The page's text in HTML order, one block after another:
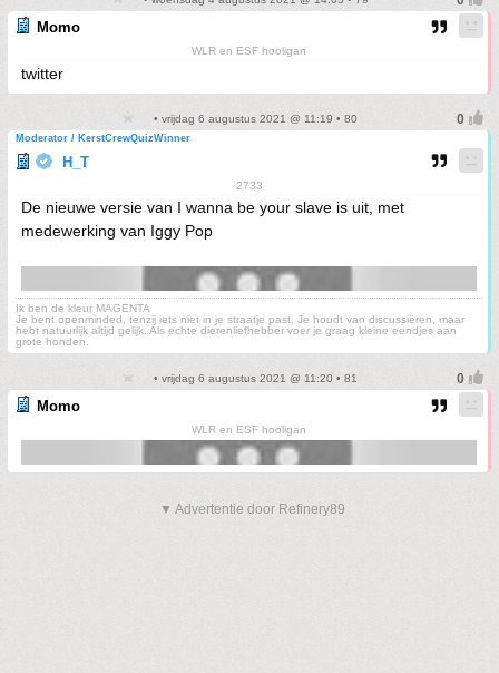
Momo
WLR en ESF hooligan
twitter
• vrijdag 6 augustus 2021 @ 11:19 • 80
Moderator / KerstCrewQuizWinner
H_T
2733
De nieuwe versie van I wanna be your slave is uit, met
medewerking van Iggy Pop
Ik ben de kleur MAGENTA
Je bent openminded, tenzij iets niet in je straatje past. Je houdt van discussiëren, maar
hebt natuurlijk altijd gelijk. Als echte dierenliefhebber voer je graag kleine eendjes aan
grote honden.
• vrijdag 6 augustus 2021 @ 11:20 • 81
Momo
WLR en ESF hooligan
▼ Advertentie door Refinery89